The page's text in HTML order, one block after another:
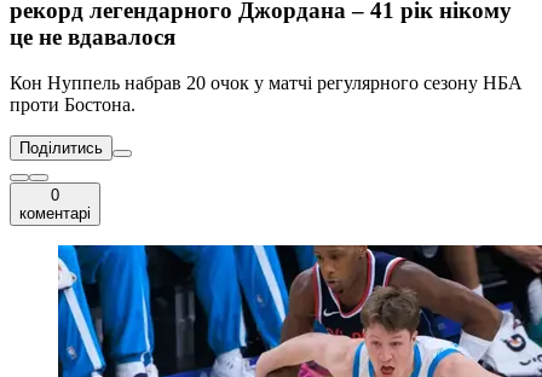
рекорд легендарного Джордана – 41 рік нікому
це не вдавалося
Кон Нуппель набрав 20 очок у матчі регулярного сезону НБА
проти Бостона.
Поділитись
0
коментарі